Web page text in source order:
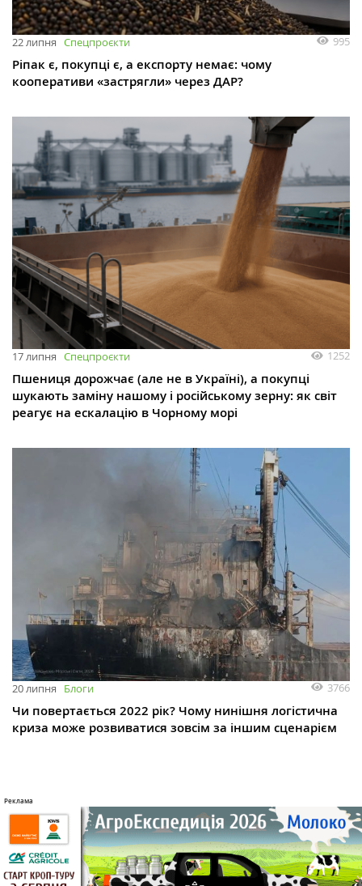
22 липня Спецпроєкти 995
Ріпак є, покупці є, а експорту немає: чому
кооперативи «застрягли» через ДАР?
17 липня Спецпроєкти 1252
Пшениця дорожчає (але не в Україні), а покупці
шукають заміну нашому і російському зерну: як світ
реагує на ескалацію в Чорному морі
20 липня Блоги 3766
Чи повертається 2022 рік? Чому нинішня логістична
криза може розвиватися зовсім за іншим сценарієм